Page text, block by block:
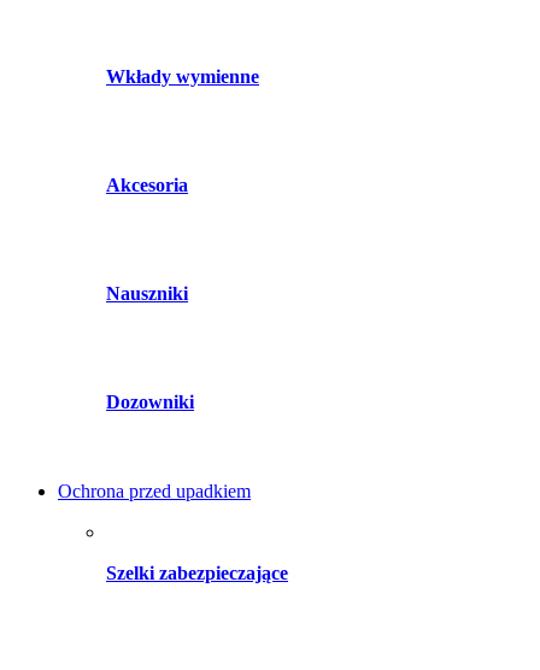
Wkłady wymienne
Akcesoria
Nauszniki
Dozowniki
Ochrona przed upadkiem
Szelki zabezpieczające